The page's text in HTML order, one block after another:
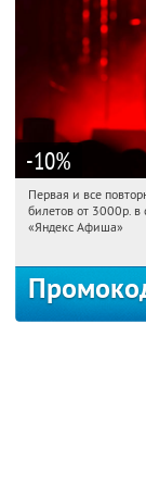
-10%
07:32:15
Россия
Первая и все
билетов от 3000р. в
«Яндекс Афиша»